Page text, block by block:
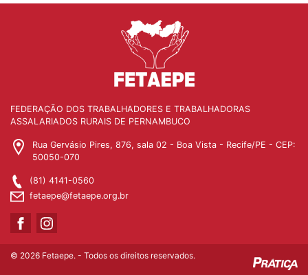
FEDERAÇÃO DOS TRABALHADORES E TRABALHADORAS
ASSALARIADOS RURAIS DE PERNAMBUCO
Rua Gervásio Pires, 876, sala 02 - Boa Vista - Recife/PE - CEP:
50050-070
(81) 4141-0560
fetaepe@fetaepe.org.br
© 2026 Fetaepe. - Todos os direitos reservados.